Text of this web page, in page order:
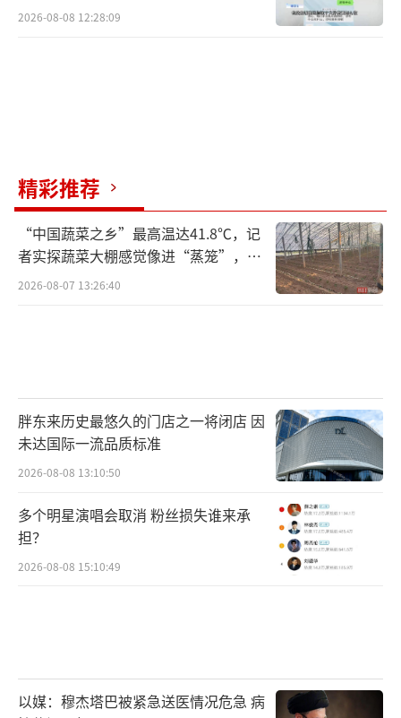
2026-08-08 12:28:09
精彩推荐
“中国蔬菜之乡”最高温达41.8℃，记
者实探蔬菜大棚感觉像进“蒸笼”，有
村民称只能凌晨两点起来干活
2026-08-07 13:26:40
胖东来历史最悠久的门店之一将闭店 因
未达国际一流品质标准
2026-08-08 13:10:50
多个明星演唱会取消 粉丝损失谁来承
担？
2026-08-08 15:10:49
以媒：穆杰塔巴被紧急送医情况危急 病